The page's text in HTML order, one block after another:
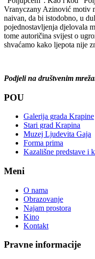
Vranyczany Azinović motiv
naivan, da bi istodobno, u
pojednostavljenja djelovala
tome autoričina svijest o
shvaćamo kako ljepota nije
Podjeli na društvenim
POU
Galerija grada Krapine
Stari grad Krapina
Muzej Ljudevita Gaja
Forma prima
Kazališne predstave i
Meni
O nama
Obrazovanje
Najam prostora
Kino
Kontakt
Pravne informacije